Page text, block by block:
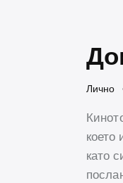
Лично
което
като